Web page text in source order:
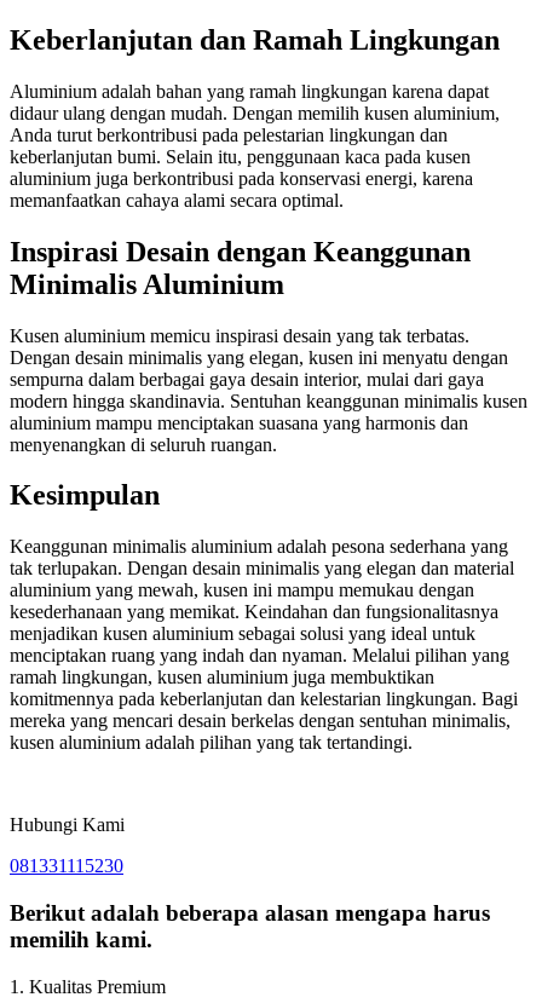
Keberlanjutan dan Ramah Lingkungan
Aluminium adalah bahan yang ramah lingkungan karena dapat
didaur ulang dengan mudah. Dengan memilih kusen aluminium,
Anda turut berkontribusi pada pelestarian lingkungan dan
keberlanjutan bumi. Selain itu, penggunaan kaca pada kusen
aluminium juga berkontribusi pada konservasi energi, karena
memanfaatkan cahaya alami secara optimal.
Inspirasi Desain dengan Keanggunan
Minimalis Aluminium
Kusen aluminium memicu inspirasi desain yang tak terbatas.
Dengan desain minimalis yang elegan, kusen ini menyatu dengan
sempurna dalam berbagai gaya desain interior, mulai dari gaya
modern hingga skandinavia. Sentuhan keanggunan minimalis kusen
aluminium mampu menciptakan suasana yang harmonis dan
menyenangkan di seluruh ruangan.
Kesimpulan
Keanggunan minimalis aluminium adalah pesona sederhana yang
tak terlupakan. Dengan desain minimalis yang elegan dan material
aluminium yang mewah, kusen ini mampu memukau dengan
kesederhanaan yang memikat. Keindahan dan fungsionalitasnya
menjadikan kusen aluminium sebagai solusi yang ideal untuk
menciptakan ruang yang indah dan nyaman. Melalui pilihan yang
ramah lingkungan, kusen aluminium juga membuktikan
komitmennya pada keberlanjutan dan kelestarian lingkungan. Bagi
mereka yang mencari desain berkelas dengan sentuhan minimalis,
kusen aluminium adalah pilihan yang tak tertandingi.
Hubungi Kami
081331115230
Berikut adalah beberapa alasan mengapa harus
memilih kami.
1. Kualitas Premium